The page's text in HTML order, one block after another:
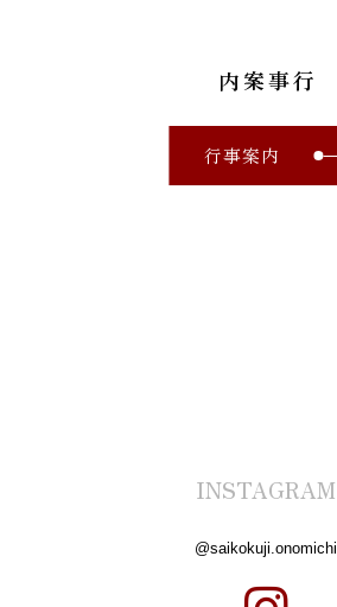
行事案内
行事案内
INSTAGRAM
@saikokuji.onomichi